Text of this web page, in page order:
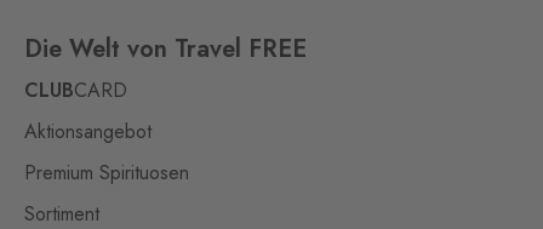
Die Welt von Travel FREE
CLUBCARD
Aktionsangebot
Premium Spirituosen
Sortiment